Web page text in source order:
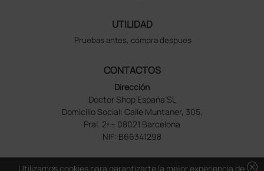
UTILIDAD
Pruebas antes, compra despues
CONTACTOS
Dirección
Doctor Shop España SL
Domicilio Social: Calle Muntaner, 305,
Pral. 2ª – 08021 Barcelona
NIF: B66341298
cancel
Utilizamos cookies para garantizarte la mejor experiencia de